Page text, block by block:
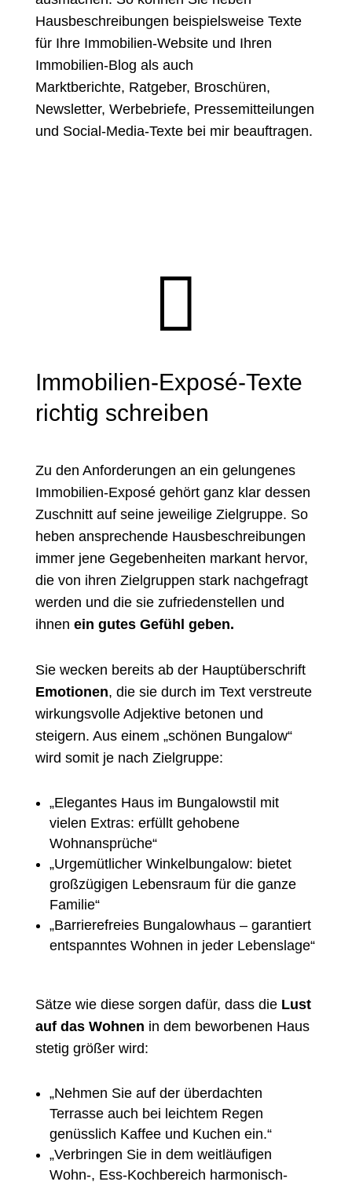
Hausbeschreibungen beispielsweise Texte
für Ihre Immobilien-Websiteund Ihren
Immobilien-Blog als auch
Marktberichte, Ratgeber, Broschüren,
Newsletter, Werbebriefe, Pressemitteilungen
und Social-Media-Texte bei mir beauftragen.

Immobilien-Exposé-Texte
richtig schreiben
Zu den Anforderungen an ein gelungenes
Immobilien-Exposé gehört ganz klar dessen
Zuschnitt auf seine jeweilige Zielgruppe. So
heben ansprechende Hausbeschreibungen
immer jene Gegebenheiten markant hervor,
die von ihren Zielgruppen stark nachgefragt
werden und die sie zufriedenstellen und
ihnen ein gutes Gefühl geben.
Sie wecken bereits ab der Hauptüberschrift
Emotionen, die sie durch im Text verstreute
wirkungsvolle Adjektive betonen und
steigern. Aus einem „schönen Bungalow“
wird somit je nach Zielgruppe:
„Elegantes Haus im Bungalowstil mit
vielen Extras: erfüllt gehobene
Wohnansprüche“
„Urgemütlicher Winkelbungalow: bietet
großzügigen Lebensraum für die ganze
Familie“
„Barrierefreies Bungalowhaus – garantiert
entspanntes Wohnen in jeder Lebenslage“
Sätze wie diese sorgen dafür, dass die Lust
auf das Wohnen in dem beworbenen Haus
stetig größer wird:
„Nehmen Sie auf der überdachten
Terrasse auch bei leichtem Regen
genüsslich Kaffee und Kuchen ein.“
„Verbringen Sie in dem weitläufigen
Wohn-, Ess-Kochbereich harmonisch-